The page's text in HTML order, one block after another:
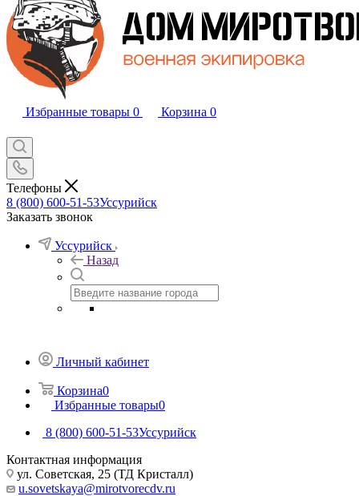
Избранные товары 0 Корзина 0
Телефоны
8 (800) 600-51-53Уссурийск
Заказать звонок
Уссурийск
Назад
Личный кабинет
Корзина0
Избранные товары0
8 (800) 600-51-53Уссурийск
Контактная информация
ул. Советская, 25 (ТД Кристалл)
u.sovetskaya@mirotvorecdv.ru